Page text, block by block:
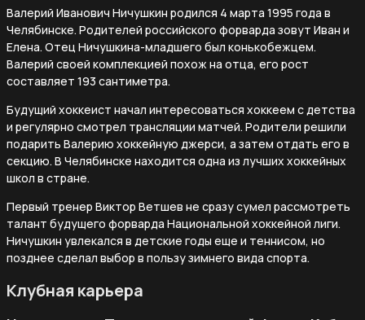
Валерий Иванович Ничушкин родился 4 марта 1995 года в
Челябинске. Родителей российского форварда зовут Иван и
Елена. Отец Ничушкина-младшего был конькобежцем.
Валерий своей комплекцией похож на отца, его рост
составляет 193 сантиметра.
Будущий хоккеист начал интересоваться хоккеем с детства
и регулярно смотрел трансляции матчей. Родители решили
подарить Валерию хоккейную джерси, а затем отдать его в
секцию. В Челябинске находится одна из лучших хоккейных
школ в стране.
Первый тренер Виктор Ветшев не сразу сумел рассмотреть
талант будущего форварда Национальной хоккейной лиги.
Ничушкин увлекался в детские годы еще и теннисом, но
позднее сделал выбор в пользу зимнего вида спорта.
Клубная карьера